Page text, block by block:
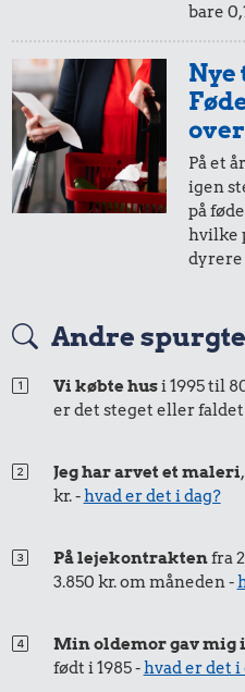
0,57 kr.
Syltetøj
Samlet
10 kr.
Samlet
bare
Nye
På et
igen
på
hvilke
dyrere
Andre
Vi købte husi 1995 til
er det steget eller
Jeg har arvet et maleri
kr. -hvad er det i dag?
På lejekontraktenfra
3.850 kr. om måneden -
Min oldemor gav mig
født i 1985 -hvad er det i